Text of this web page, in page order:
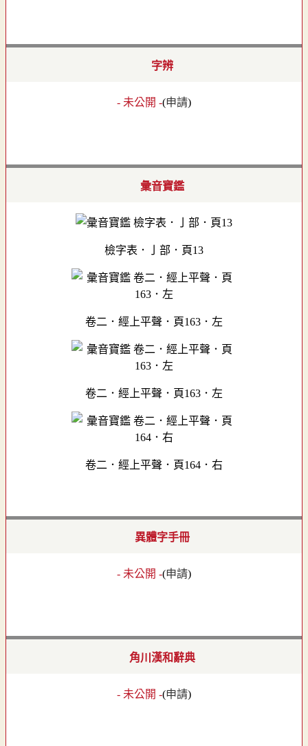
字辨
- 未公開 -(申請)
彙音寶鑑
檢字表．亅部．頁13
卷二．經上平聲．頁163．左
卷二．經上平聲．頁163．左
卷二．經上平聲．頁164．右
異體字手冊
- 未公開 -(申請)
角川漢和辭典
- 未公開 -(申請)